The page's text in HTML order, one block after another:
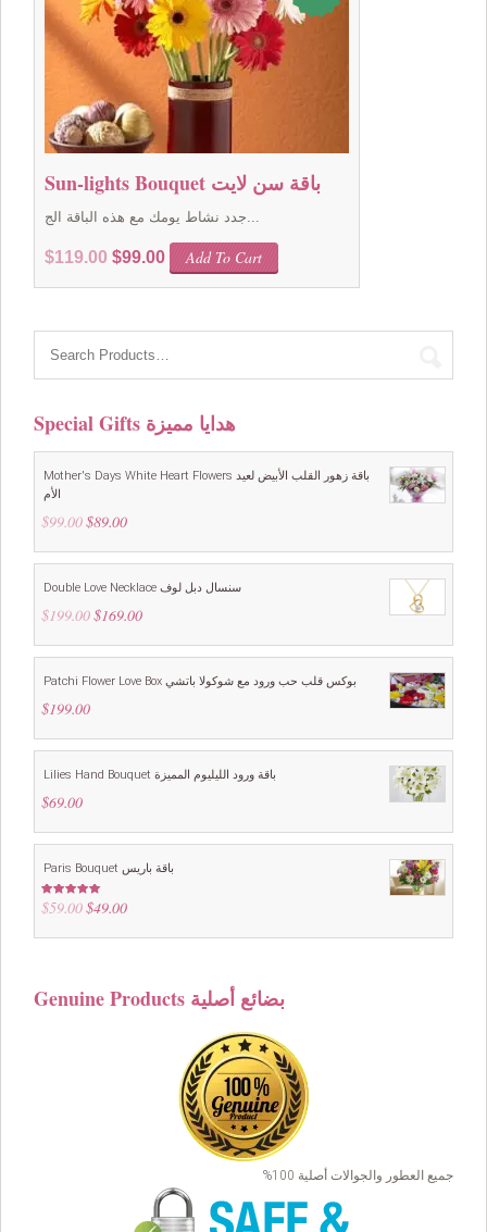
Sun-lights Bouquet باقة سن لايت
جدد نشاط يومك مع هذه الباقة الج...
$119.00 Original
$99.00Current
price
Add To Cart
Special Gifts هدايا مميزة
Mother's Days White Heart Flowers باقة زهور القلب الأبيض لعيد
الأم
$99.00 Original
was:
$89.00Current
is:
Double Love Necklace سنسال دبل لوف
$199.00 Original
was:
$169.00Current
is:
Patchi Flower Love Box بوكس قلب حب ورود مع شوكولا باتشي
$199.00
Lilies Hand Bouquet باقة ورود الليليوم المميزة
$69.00
Paris Bouquet باقة باريس
Rated4.88
out of 5
$59.00 Original
was:
$49.00Current
is:
Genuine Products بضائع أصلية
جميع العطور والجوالات أصلية 100%